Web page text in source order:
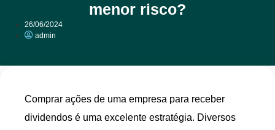
menor risco?
26/06/2024
admin
Comprar ações de uma empresa para receber
dividendos é uma excelente estratégia. Diversos